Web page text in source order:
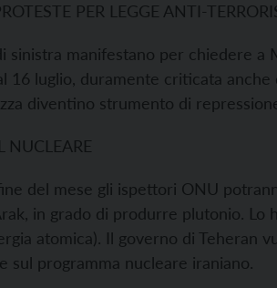
PER LEGGE ANTI-
sinistra manifestano per chiedere a
16 luglio, duramente criticata anche
diventino strumento di
NUCLEARE
del mese gli ispettori ONU
in grado di produrre plutonio. Lo
atomica). Il governo di Teheran
sul programma nucleare iraniano.